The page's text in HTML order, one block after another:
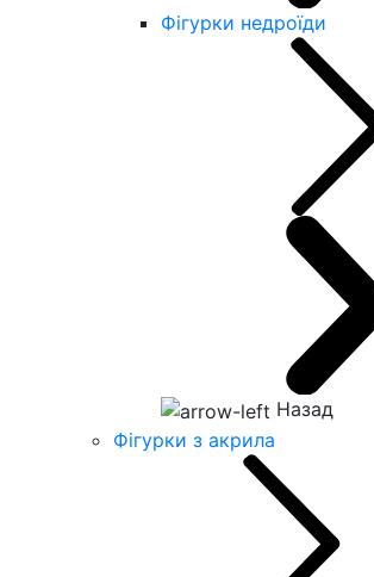
Фігурки недроїди
Назад
Фігурки з акрила